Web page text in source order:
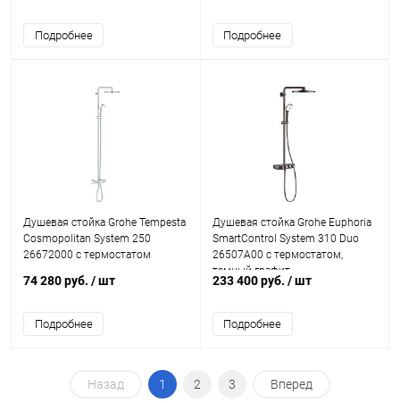
Подробнее Подробнее
Душевая стойка Grohe Tempesta
Cosmopolitan System 250
26672000 с термостатом
74 280 руб. / шт
Подробнее
Душевая стойка Grohe Euphoria
SmartControl System 310 Duo
26507A00 с термостатом,
темный графит
233 400 руб. / шт
Подробнее
Назад 1 2 3 Вперед